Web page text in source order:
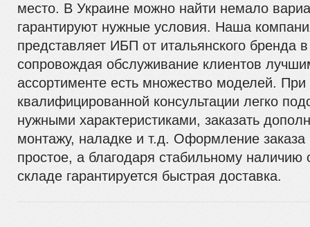
место. В Украине можно найти немало
гарантируют нужные условия. Наша
представляет ИБП от итальянского бренда
сопровождая обслуживание клиентов
ассортименте есть множество моделей.
квалифицированной консультации легко
нужными характеристиками, заказать
монтажу, наладке и т.д. Оформление
простое, а благодаря стабильному наличию
складе гарантируется быстрая доставка.